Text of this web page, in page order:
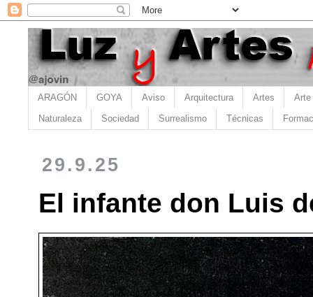
ARAGÓN GOYA Aviso Arquitectura Artes Arte
Naturaleza Sociedad Surrealismo Técnicas
29.9.25
El infante don Luis